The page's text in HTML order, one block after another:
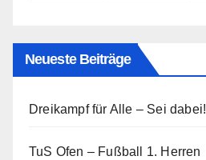
Neueste Beiträge
Dreikampf für Alle – Sei dabei!
TuS Ofen – Fußball 1. Herren